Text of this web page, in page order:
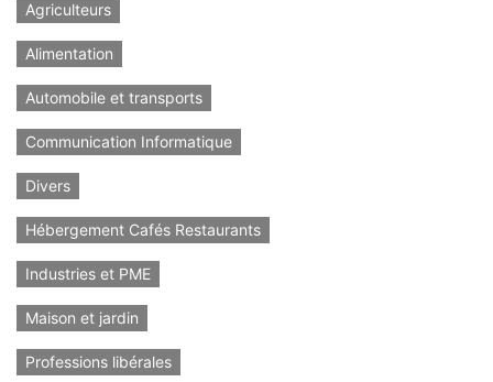
Agriculteurs
Alimentation
Automobile et transports
Communication Informatique
Divers
Hébergement Cafés Restaurants
Industries et PME
Maison et jardin
Professions libérales